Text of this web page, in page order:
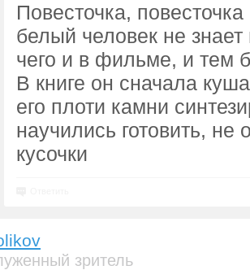
Повесточка,
белый человек не
чего и в фильме, и тем
В книге он сначала
его плоти камни
научились готовить, не
кусочки
зритель